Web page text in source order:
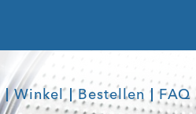
Winkel Bestellen FAQ